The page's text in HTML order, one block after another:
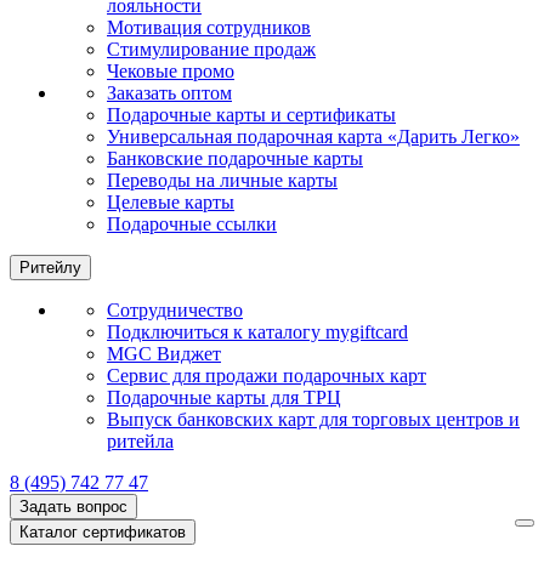
лояльности
Мотивация сотрудников
Стимулирование продаж
Чековые промо
Заказать оптом
Подарочные карты и сертификаты
Универсальная подарочная карта «Дарить Легко»
Банковские подарочные карты
Переводы на личные карты
Целевые карты
Подарочные ссылки
Ритейлу
Сотрудничество
Подключиться к каталогу mygiftcard
MGC Виджет
Сервис для продажи подарочных карт
Подарочные карты для ТРЦ
Выпуск банковских карт для торговых центров и
ритейла
8 (495) 742 77 47
Задать вопрос
Каталог сертификатов